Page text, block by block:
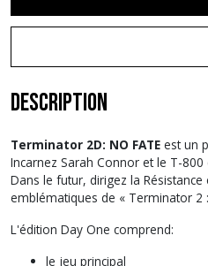
Description
Terminator 2D: NO FATE est un
Incarnez Sarah Connor et le T-
Dans le futur, dirigez la
emblématiques de « Terminator 2
L'édition Day One comprend:
le jeu principal